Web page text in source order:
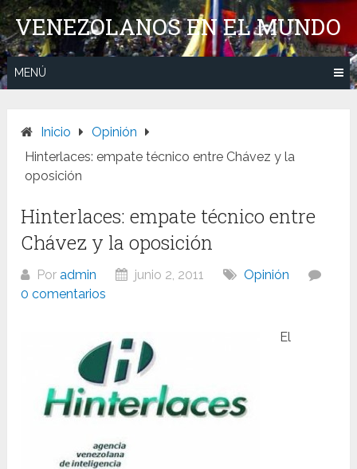
Saltar
al
contenido
VENEZOLANOS EN EL MUNDO
MENÚ
Inicio
Opinión
Hinterlaces: empate técnico entre Chávez y la
oposición
Hinterlaces: empate técnico entre
Chávez y la oposición
Poradmin junio 2, 2011
Opinión
0 comentarios
El